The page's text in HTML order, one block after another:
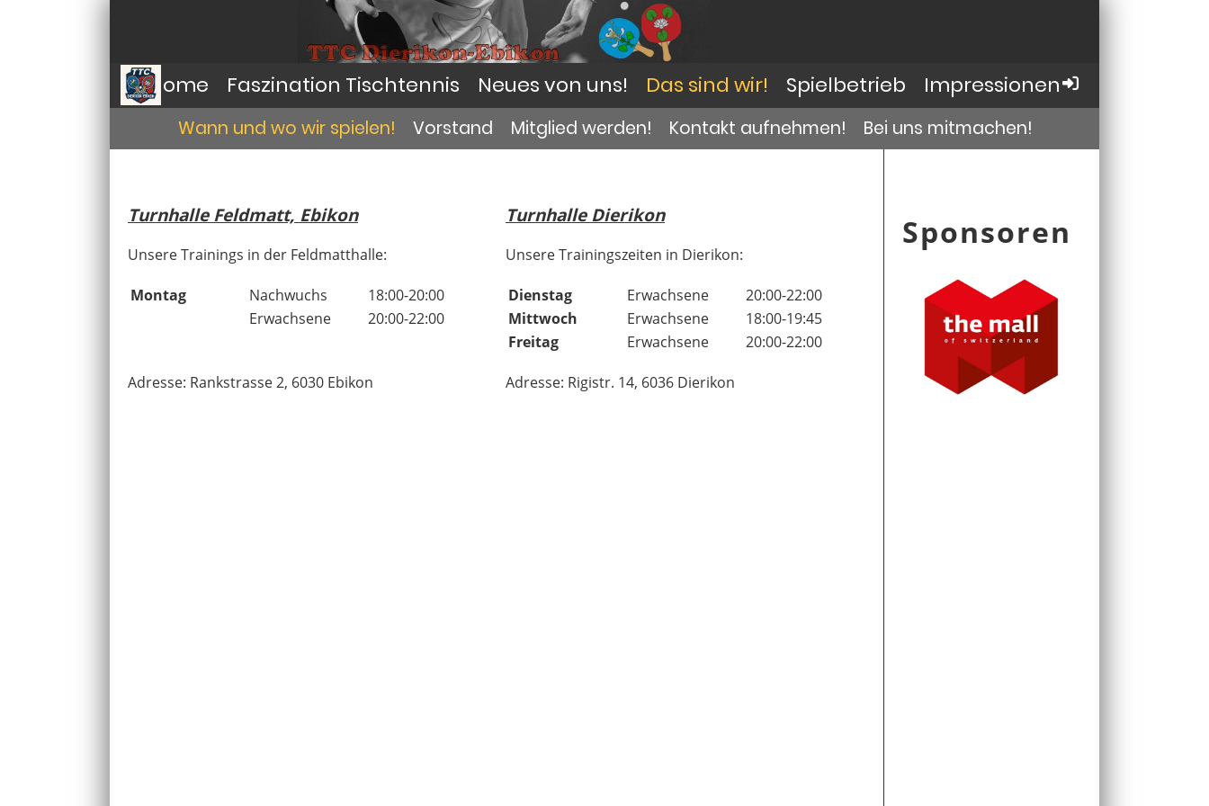
Home Faszination Tischtennis Neues von uns! Das sind wir! Spielbetrieb Impressionen
Wann und wo wir spielen! Vorstand Mitglied werden! Kontakt aufnehmen! Bei uns mitmachen!
Turnhalle Feldmatt, Ebikon
Unsere Trainings in der Feldmatthalle:
Montag Nachwuchs
18:00-20:00
Erwachsene
20:00-22:00
Adresse: Rankstrasse 2, 6030 Ebikon
Turnhalle Dierikon
Unsere Trainingszeiten in Dierikon:
Dienstag Erwachsene
20:00-22:00
Mittwoch
Erwachsene
18:00-19:45
Freitag
Erwachsene 20:00-22:00
Adresse: Rigistr. 14, 6036 Dierikon
Sponsoren